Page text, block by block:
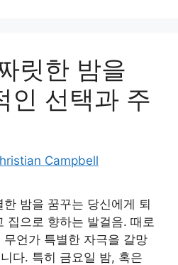
릿한 밤을
인 선택과 주
Campbell
밤을 꿈꾸는 당신에게 퇴
집으로 향하는 발걸음. 때로
언가 특별한 자극을 갈망
다. 특히 금요일 밤, 혹은